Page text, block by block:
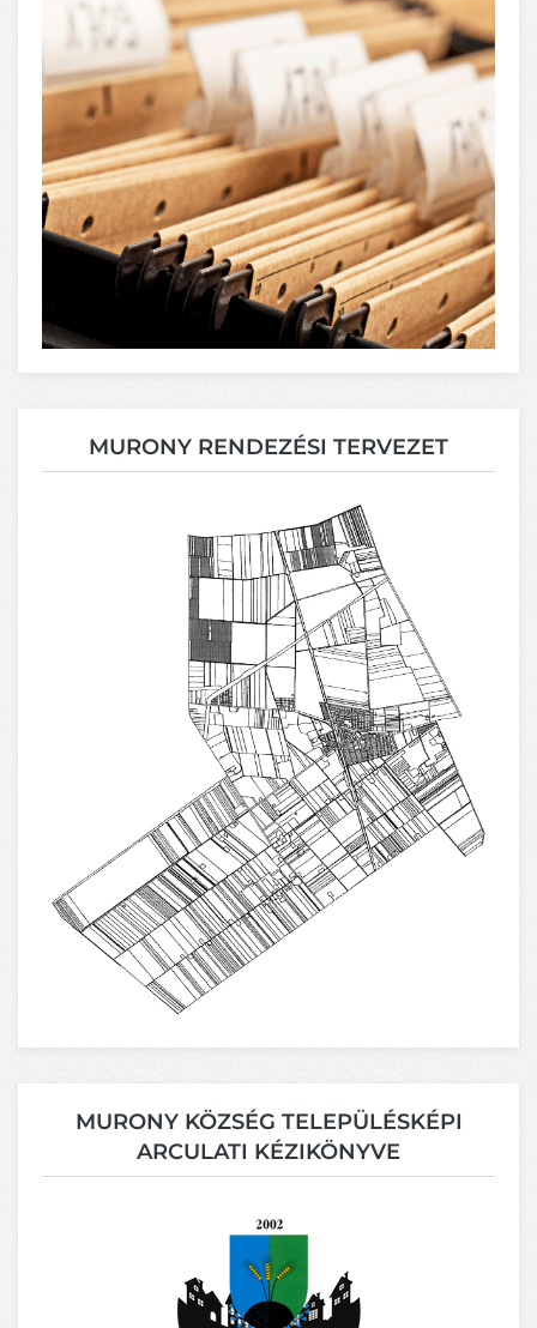
MURONY RENDEZÉSI TERVEZET
MURONY KÖZSÉG TELEPÜLÉSKÉPI
ARCULATI KÉZIKÖNYVE